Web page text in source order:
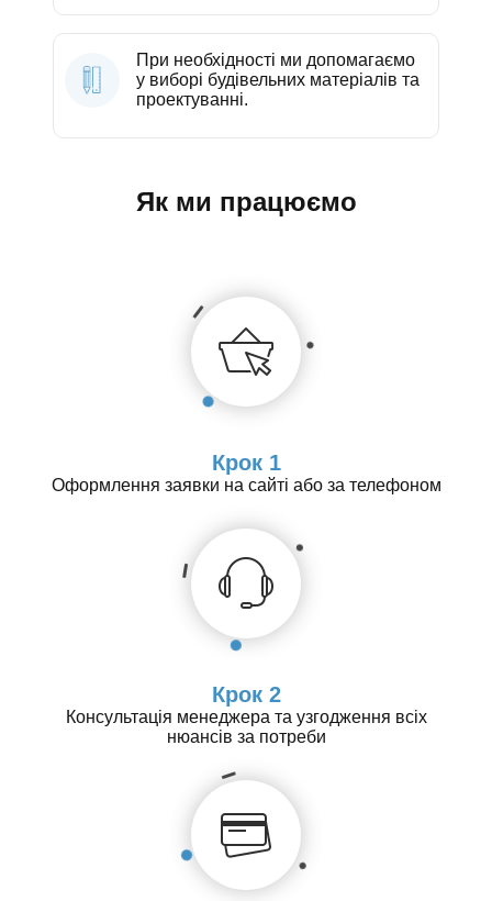
При необхідності ми допомагаємо
у виборі будівельних матеріалів та
проектуванні.
Як ми працюємо
Крок 1
Оформлення заявки на сайті або за телефоном
Крок 2
Консультація менеджера та узгодження всіх
нюансів за потреби